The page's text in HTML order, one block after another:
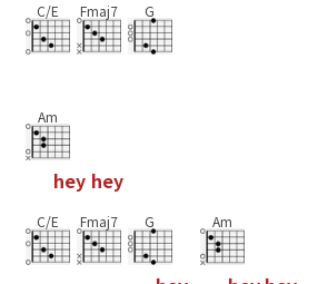
C/E Fmaj7 G
Am
hey hey
C/E Fmaj7 G Am